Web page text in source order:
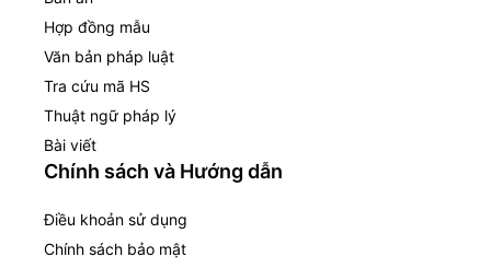
Hợp đồng mẫu
Văn bản pháp luật
Tra cứu mã HS
Thuật ngữ pháp lý
Bài viết
Chính sách và Hướng dẫn
Điều khoản sử dụng
Chính sách bảo mật